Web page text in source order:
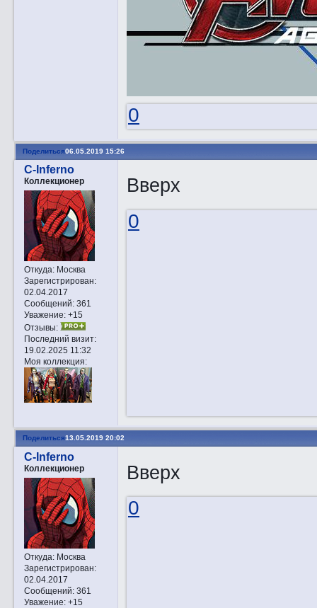
0
Поделиться06.05.2019 15:26
C-Inferno
Коллекционер
Откуда:Москва
Зарегистрирован:
02.04.2017
Сообщений:361
Уважение: +15
Отзывы:
Последний визит:
19.02.2025 11:32
Моя коллекция:
Вверх
0
Поделиться13.05.2019 20:02
C-Inferno
Коллекционер
Откуда:Москва
Зарегистрирован:
02.04.2017
Сообщений:361
Уважение: +15
Вверх
0